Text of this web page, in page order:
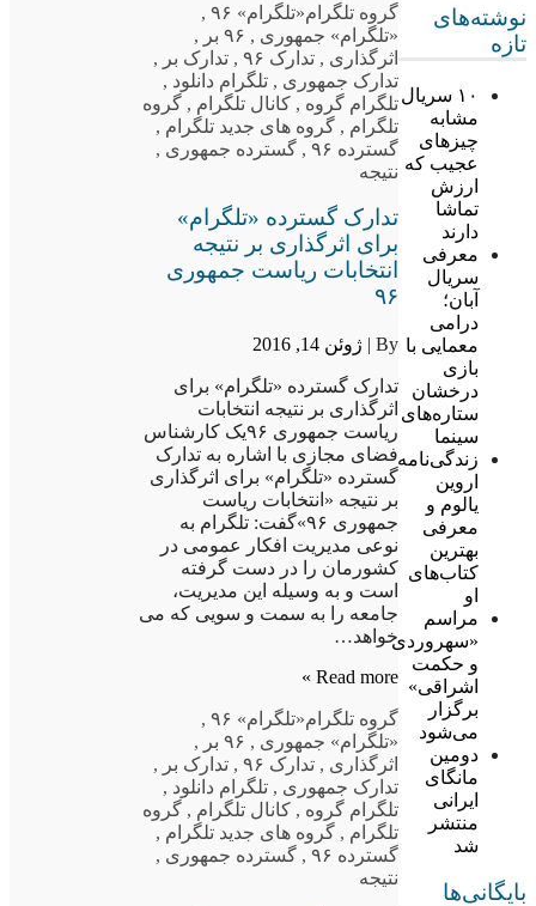
نوشته‌های
تازه
۱۰ سریال
مشابه
چیزهای
عجیب که
ارزش
تماشا
دارند
معرفی
سریال
آبان؛
درامی
معمایی با
بازی
درخشان
ستاره‌های
سینما
زندگی‌نامه
اروین
یالوم و
معرفی
بهترین
کتاب‌های
او
مراسم
«سهروردی
و حکمت
اشراقی»
برگزار
می‌شود
دومین
مانگای
ایرانی
منتشر
شد
بایگانی‌ها
گروه تلگرام«تلگرام» ۹۶
,
«تلگرام» جمهوری , ۹۶ بر
,
اثرگذاری , تدارک ۹۶ , تدارک بر ,
تدارک جمهوری , تلگرام دانلود ,
تلگرام گروه , کانال تلگرام , گروه
تلگرام , گروه های جدید تلگرام ,
گسترده ۹۶
, گسترده جمهوری ,
نتیجه
تدارک گسترده «تلگرام»
برای اثرگذاری بر نتیجه
انتخابات ریاست جمهوری
۹۶
By | ژوئن 14, 2016
تدارک گسترده «تلگرام» برای
اثرگذاری بر نتیجه انتخابات
ریاست جمهوری ۹۶یک کارشناس
فضای مجازی با اشاره به تدارک
گسترده «تلگرام» برای اثرگذاری
بر نتیجه «انتخابات ریاست
جمهوری ۹۶»گفت: تلگرام به
نوعی مدیریت افکار عمومی در
کشورمان را در دست گرفته
است و به وسیله این مدیریت،
جامعه را به سمت و سویی که می
خواهد…
Read more »
گروه تلگرام«تلگرام» ۹۶
,
«تلگرام» جمهوری , ۹۶ بر
,
اثرگذاری , تدارک ۹۶ , تدارک بر ,
تدارک جمهوری , تلگرام دانلود ,
تلگرام گروه , کانال تلگرام , گروه
تلگرام , گروه های جدید تلگرام ,
گسترده ۹۶
, گسترده جمهوری ,
نتیجه